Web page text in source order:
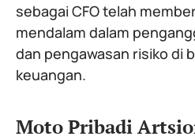
sebagai CFO telah
mendalam dalam
dan pengawasan risiko di
keuangan.
Moto Pribadi